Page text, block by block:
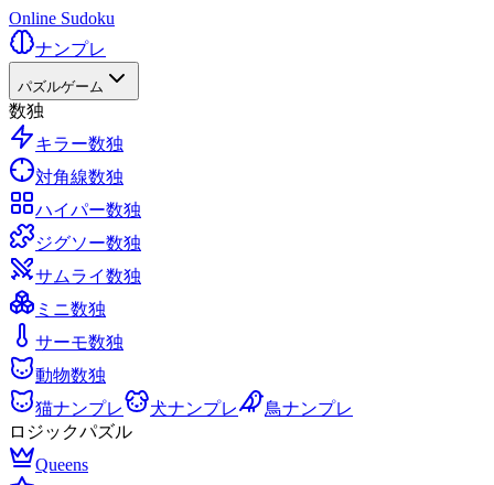
Online Sudoku
ナンプレ
パズルゲーム
数独
キラー数独
対角線数独
ハイパー数独
ジグソー数独
サムライ数独
ミニ数独
サーモ数独
動物数独
猫ナンプレ
犬ナンプレ
鳥ナンプレ
ロジックパズル
Queens